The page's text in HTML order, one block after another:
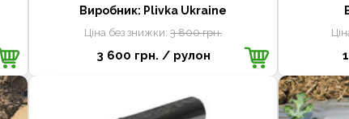
Виробник: Plivka Ukraine
Ціна без знижки:3 800 грн.
3 600 грн. / рулон